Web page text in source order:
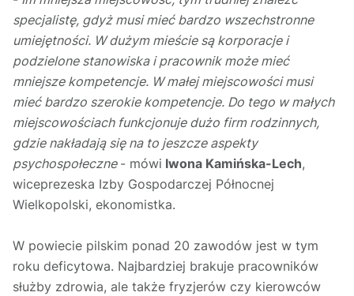
specjalistę, gdyż musi mieć bardzo wszechstronne
umiejętności. W dużym mieście są korporacje i
podzielone stanowiska i pracownik może mieć
mniejsze kompetencje. W małej miejscowości musi
mieć bardzo szerokie kompetencje. Do tego w małych
miejscowościach funkcjonuje dużo firm rodzinnych,
gdzie nakładają się na to jeszcze aspekty
psychospołeczne - mówi Iwona Kamińska-Lech,
wiceprezeska Izby Gospodarczej Północnej
Wielkopolski, ekonomistka.
W powiecie pilskim ponad 20 zawodów jest w tym
roku deficytowa. Najbardziej brakuje pracowników
służby zdrowia, ale także fryzjerów czy kierowców